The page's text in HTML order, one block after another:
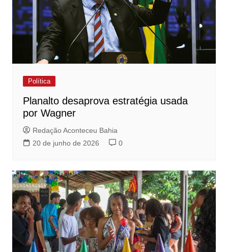
Política
Planalto desaprova estratégia usada
por Wagner
Redação Aconteceu Bahia
20 de junho de 2026
0